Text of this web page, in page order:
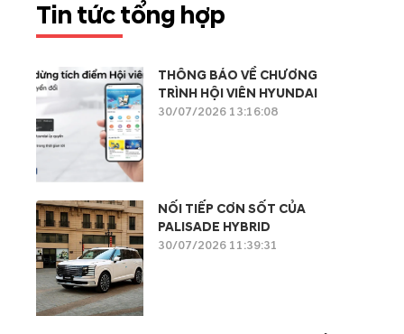
Tin tức tổng hợp
THÔNG BÁO VỀ CHƯƠNG
TRÌNH HỘI VIÊN HYUNDAI
30/07/2026 13:16:08
NỐI TIẾP CƠN SỐT CỦA
PALISADE HYBRID
30/07/2026 11:39:31